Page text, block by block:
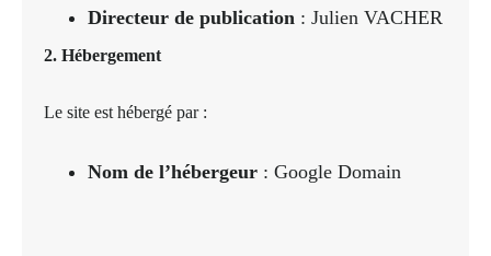
Directeur de publication : Julien VACHER
2. Hébergement
Le site est hébergé par :
Nom de l’hébergeur : Google Domain